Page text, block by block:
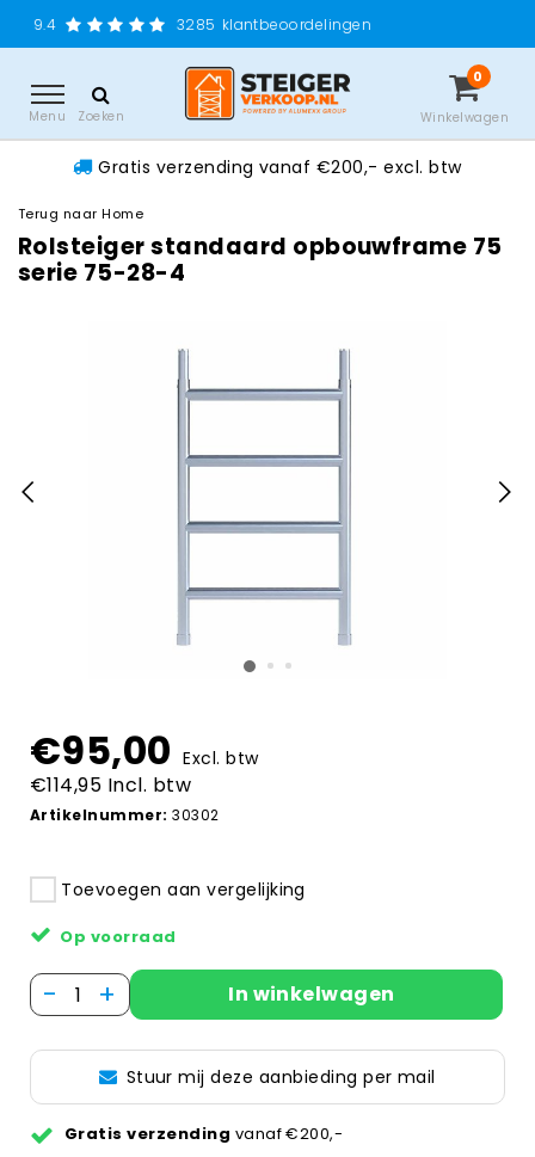
3285 klantbeoordelingen
Menu Zoeken
0
Winkelwagen
Gratis verzending vanaf €200,- excl. btw
Terug naar Home
Rolsteiger standaard opbouwframe 75
serie 75-28-4
€95,00 Excl. btw
€114,95 Incl. btw
Artikelnummer: 30302
Toevoegen aan vergelijking
Op voorraad
- + In winkelwagen
Stuur mij deze aanbieding per mail
Gratis verzending vanaf €200,-